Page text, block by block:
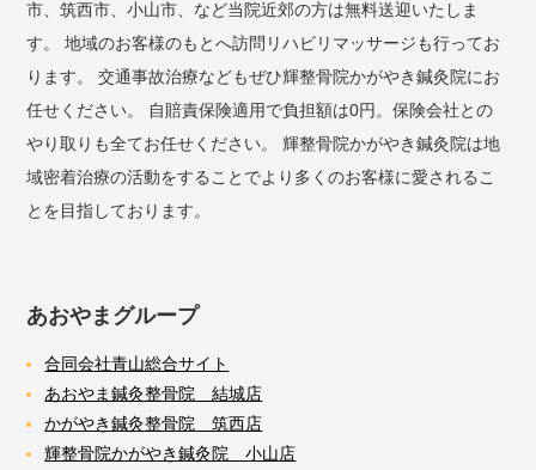
市、筑西市、小山市、など当院近郊の方は無料送迎いたしま
す。 地域のお客様のもとへ訪問リハビリマッサージも行ってお
ります。 交通事故治療などもぜひ輝整骨院かがやき鍼灸院にお
任せください。 自賠責保険適用で負担額は0円。保険会社との
やり取りも全てお任せください。 輝整骨院かがやき鍼灸院は地
域密着治療の活動をすることでより多くのお客様に愛されるこ
とを目指しております。
あおやまグループ
合同会社青山総合サイト
あおやま鍼灸整骨院 結城店
かがやき鍼灸整骨院 筑西店
輝整骨院かがやき鍼灸院 小山店